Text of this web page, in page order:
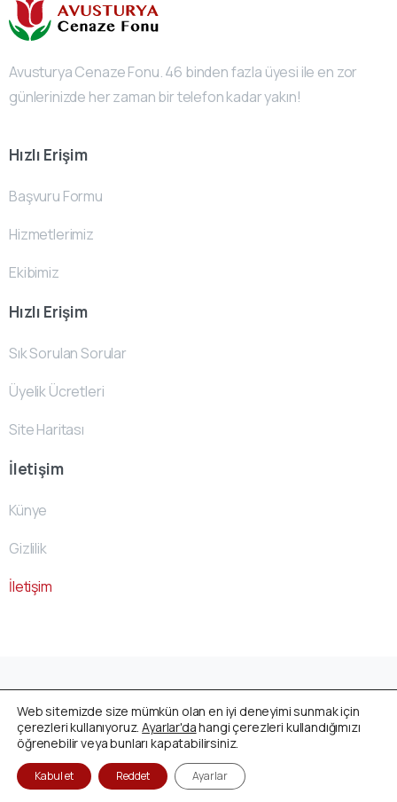
Avusturya Cenaze Fonu. 46 binden fazla üyesi ile en zor
günlerinizde her zaman bir telefon kadar yakın!
Hızlı Erişim
Başvuru Formu
Hizmetlerimiz
Ekibimiz
Hızlı Erişim
Sık Sorulan Sorular
Üyelik Ücretleri
Site Haritası
İletişim
Künye
Gizlilik
İletişim
reserved
Web sitemizde size mümkün olan en iyi deneyimi sunmak için
çerezleri kullanıyoruz.Ayarlar'dahangi çerezleri kullandığımızı
öğrenebilir veya bunları kapatabilirsiniz.
Kabul et Reddet Ayarlar